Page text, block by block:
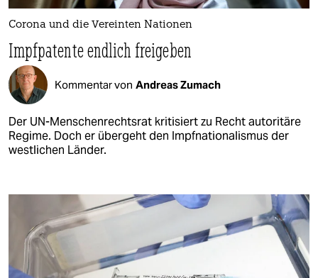
Corona und die Vereinten Nationen
Impfpatente endlich freigeben
Kommentar von Andreas Zumach
Der UN-Menschenrechtsrat kritisiert zu Recht autoritäre
Regime. Doch er übergeht den Impfnationalismus der
westlichen Länder.